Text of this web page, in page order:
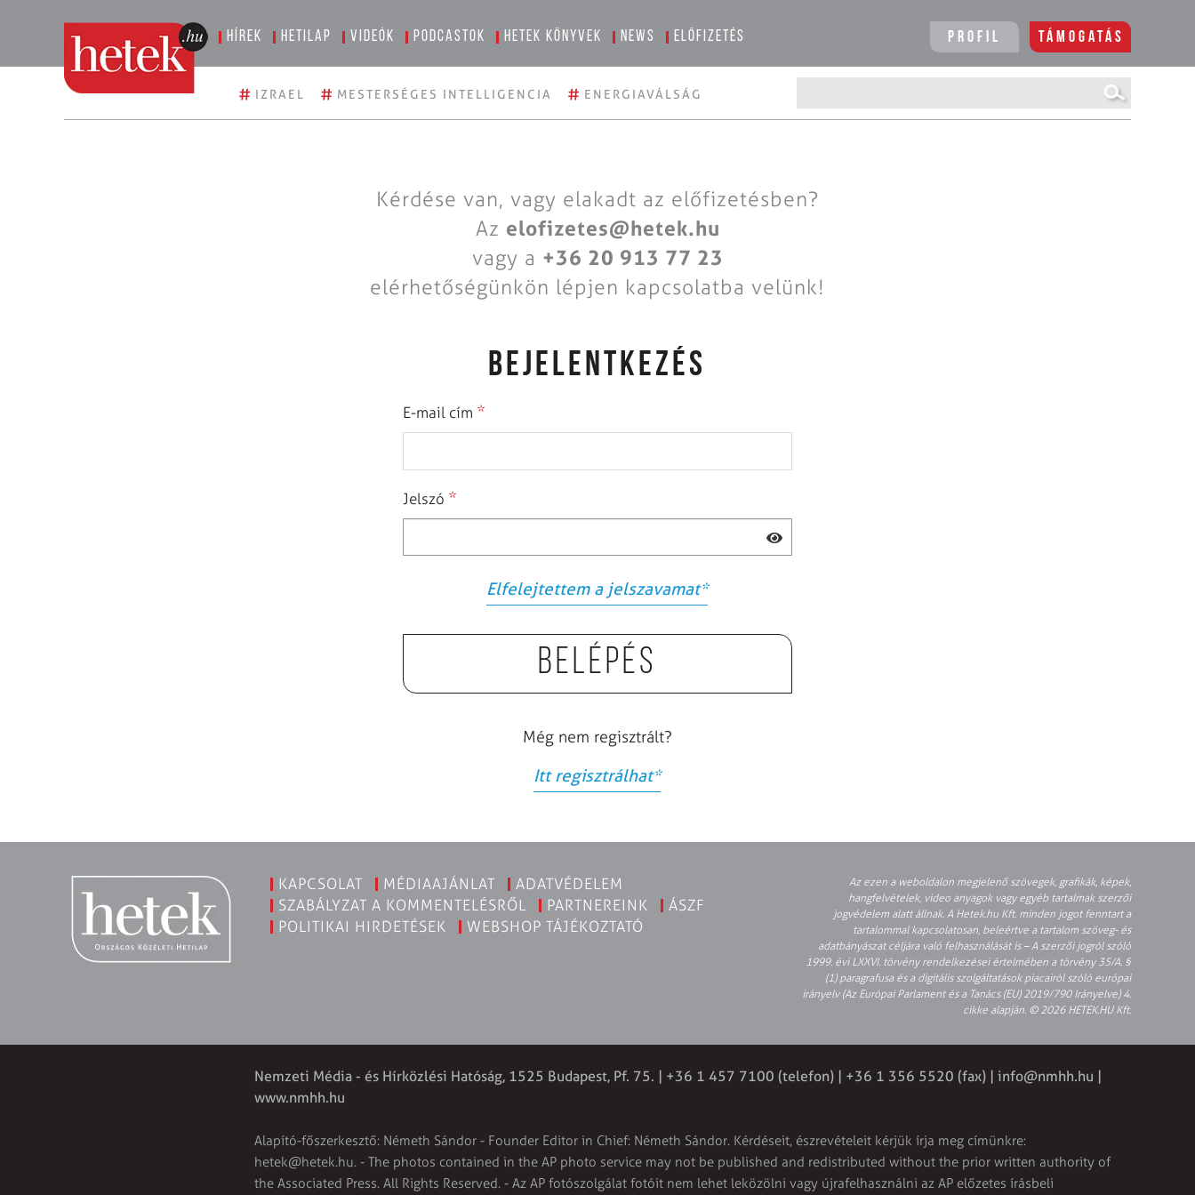
Hírek Hetilap Videók Podcastok Hetek könyvek News Előfizetés Profil Támogatás
# IZRAEL # MESTERSÉGES INTELLIGENCIA # ENERGIAVÁLSÁG
Kérdése van, vagy elakadt az előfizetésben?
Az elofizetes@hetek.hu
vagy a +36 20 913 77 23
elérhetőségünkön lépjen kapcsolatba velünk!
BEJELENTKEZÉS
E-mail cím *
Jelszó *
Elfelejtettem a jelszavamat*
Belépés
Még nem regisztrált?
Itt regisztrálhat*
KAPCSOLAT MÉDIAAJÁNLAT
ADATVÉDELEM
SZABÁLYZAT A KOMMENTELÉSRŐL
PARTNEREINK
ÁSZF
POLITIKAI HIRDETÉSEK
WEBSHOP TÁJÉKOZTATÓ
Az ezen a weboldalon megjelenő szövegek, grafikák, képek,
hangfelvételek, video anyagok vagy egyéb tartalmak szerzői
jogvédelem alatt állnak. A Hetek.hu Kft. minden jogot fenntart a
tartalommal kapcsolatosan, beleértve a tartalom szöveg- és
adatbányászat céljára való felhasználását is – A szerzői jogról szóló
1999. évi LXXVI. törvény rendelkezései értelmében a törvény 35/A. §
(1) paragrafusa és a digitális szolgáltatások piacairól szóló európai
irányelv (Az Európai Parlament és a Tanács (EU) 2019/790 Irányelve) 4.
cikke alapján. © 2026 HETEK.HU Kft.
Nemzeti Média - és Hírközlési Hatóság, 1525 Budapest, Pf. 75. | +36 1 457 7100 (telefon) | +36 1 356 5520 (fax) | info@nmhh.hu |
www.nmhh.hu
Alapító-főszerkesztő: Németh Sándor - Founder Editor in Chief: Németh Sándor. Kérdéseit, észrevételeit kérjük írja meg címünkre:
hetek@hetek.hu. - The photos contained in the AP photo service may not be published and redistributed without the prior written authority of
the Associated Press. All Rights Reserved. - Az AP fotószolgálat fotóit nem lehet leközölni vagy újrafelhasználni az AP előzetes írásbeli